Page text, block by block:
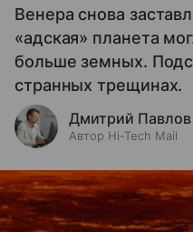
Венера снова
«адская» планета
больше земных.
странных трещинах.
Дмитрий Павлов
Автор Hi-Tech Mail